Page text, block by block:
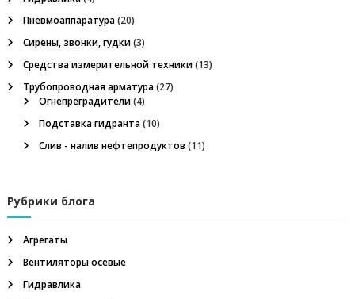
Пневмоаппаратура(20)
Сирены, звонки, гудки(3)
Средства измерительной техники(13)
Трубопроводная арматура(27)
Огнепреградители(4)
Подставка гидранта(10)
Слив - налив нефтепродуктов (11)
Рубрики блога
Агрегаты
Вентиляторы осевые
Гидравлика